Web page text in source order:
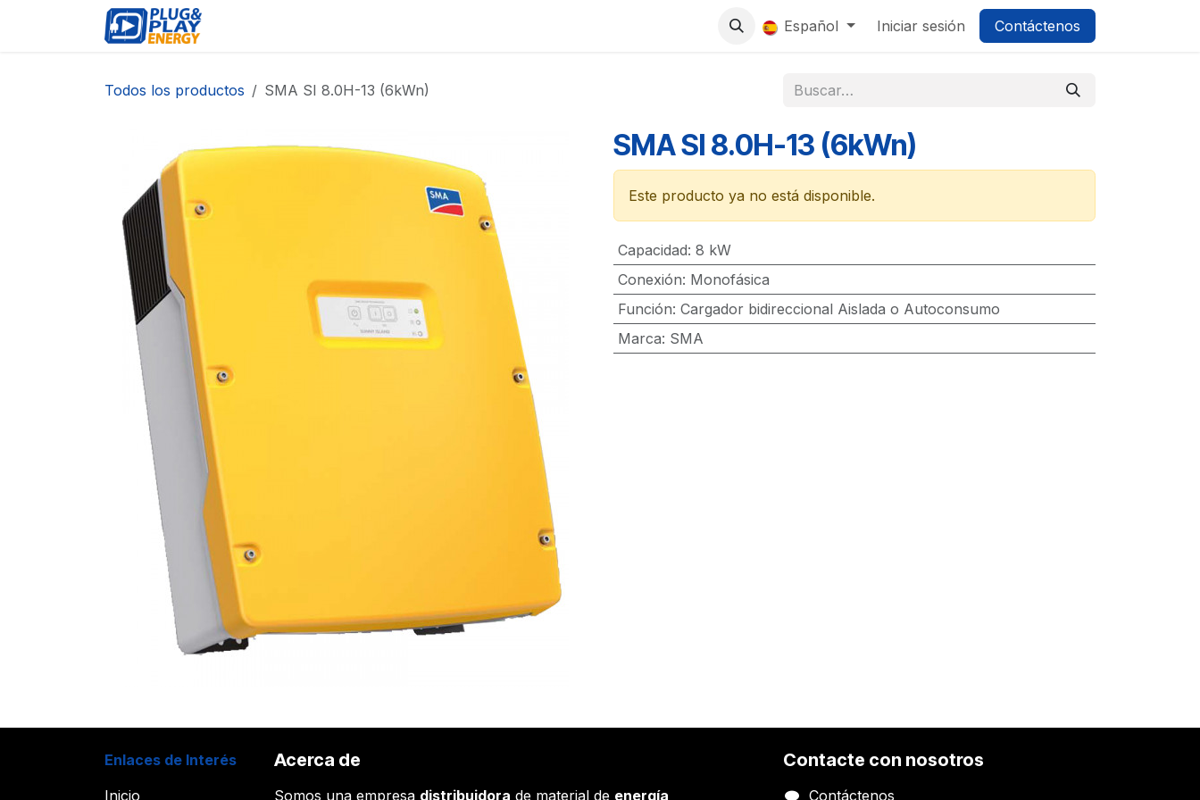
0 Español Iniciar sesión Contáctenos
Todos los productos SMA SI 8.0H-13 (6kWn)
SMA SI 8.0H-13 (6kWn)
Este producto ya no está disponible.
Capacidad: 8 kW
Conexión: Monofásica
Función: Cargador bidireccional Aislada o Autoconsumo
Marca: SMA
Enlaces de Interés
Inicio
Acerca de
Somos una empresa distribuidora de material de energía
Contacte con nosotros
Contáctenos